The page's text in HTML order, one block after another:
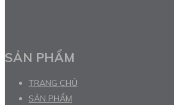
SẢN PHẨM
TRANG CHỦ
SẢN PHẨM